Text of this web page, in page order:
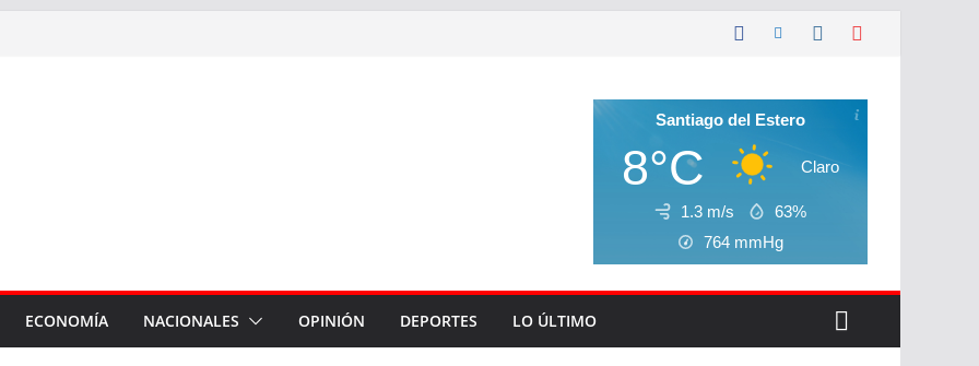
Santiago del Estero
8°C Claro
1.3 m/s
63%
764 mmHg
ECONOMÍA NACIONALES OPINIÓN DEPORTES LO ÚLTIMO